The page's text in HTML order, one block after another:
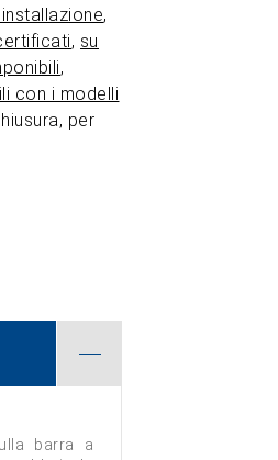
,
, su
,
con i modelli
per
barra a